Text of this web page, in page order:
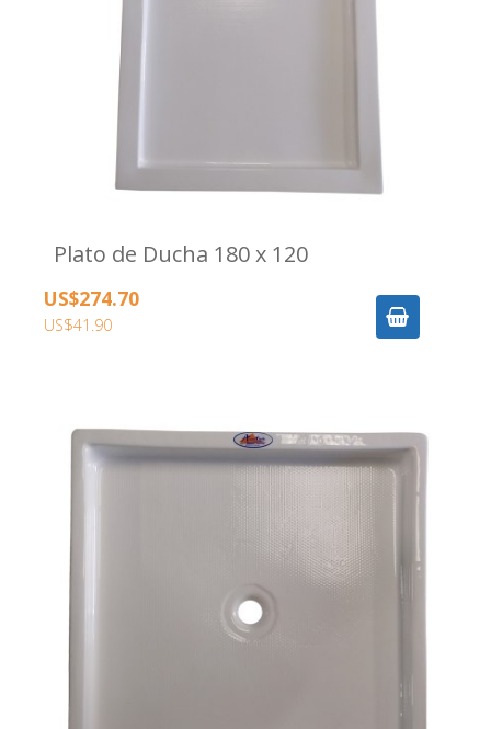
Plato de Ducha 180 x 120
US$274.70
US$41.90